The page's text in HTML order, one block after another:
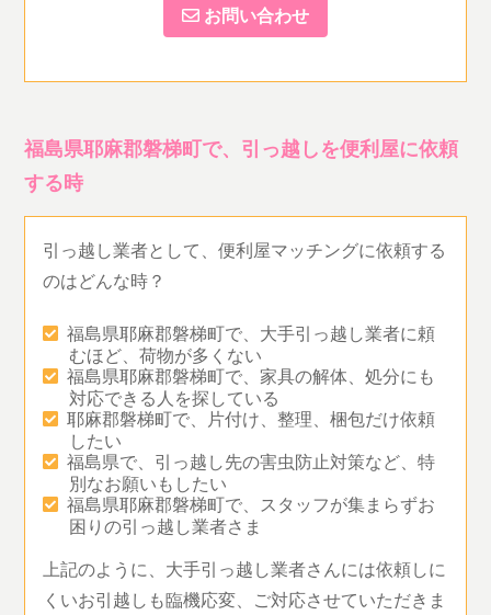
お問い合わせ
福島県耶麻郡磐梯町で、引っ越しを便利屋に依頼
する時
引っ越し業者として、便利屋マッチングに依頼する
のはどんな時？
福島県耶麻郡磐梯町で、大手引っ越し業者に頼
むほど、荷物が多くない
福島県耶麻郡磐梯町で、家具の解体、処分にも
対応できる人を探している
耶麻郡磐梯町で、片付け、整理、梱包だけ依頼
したい
福島県で、引っ越し先の害虫防止対策など、特
別なお願いもしたい
福島県耶麻郡磐梯町で、スタッフが集まらずお
困りの引っ越し業者さま
上記のように、大手引っ越し業者さんには依頼しに
くいお引越しも臨機応変、ご対応させていただきま